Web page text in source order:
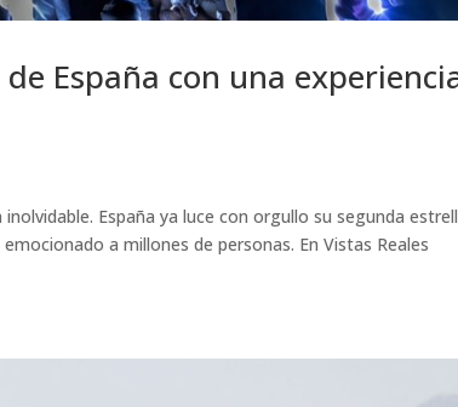
España con una
España ya luce con orgullo su segunda
a millones de personas. En Vistas Reales